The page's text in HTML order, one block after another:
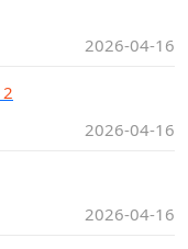
2026-04-16
2
2026-04-16
2026-04-16